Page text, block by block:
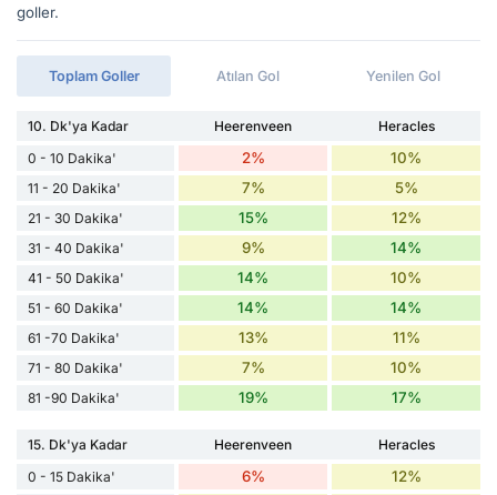
goller.
Toplam Goller Atılan Gol Yenilen Gol
10. Dk'ya Kadar Heerenveen
Heracles
0 - 10 Dakika'
2% 10%
11 - 20 Dakika' 7% 5%
21 - 30 Dakika' 15% 12%
31 - 40 Dakika' 9% 14%
41 - 50 Dakika' 14% 10%
51 - 60 Dakika' 14% 14%
61 -70 Dakika' 13% 11%
71 - 80 Dakika' 7% 10%
81 -90 Dakika' 19% 17%
15. Dk'ya Kadar Heerenveen
Heracles
0 - 15 Dakika'
6% 12%